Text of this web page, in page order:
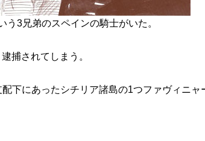
3兄弟のスペインの騎士がいた。
捕されてしまう。
下にあったシチリア諸島の1つファヴィニ